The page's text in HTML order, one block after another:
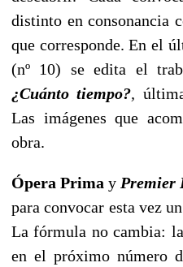
distinto en consonancia
que corresponde. En el
(nº 10) se edita el
¿Cuánto tiempo?,
Las imágenes que
obra.
Ópera Prima y Premier
para convocar esta vez
La fórmula no cambia:
en el próximo número